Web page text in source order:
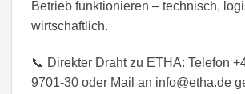
Betrieb funktionieren – technisch,
wirtschaftlich.
📞 Direkter Draht zu ETHA: Telefon
9701-30 oder Mail an info@etha.de